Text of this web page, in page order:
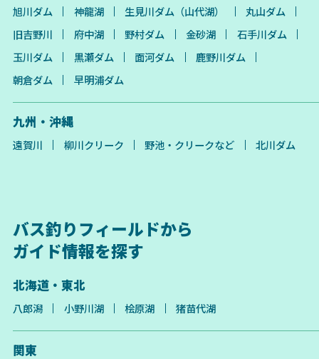
旭川ダム 神龍湖 生見川ダム（山代湖）
丸山ダム
旧吉野川
府中湖 野村ダム 金砂湖
石手川ダム
玉川ダム
黒瀬ダム 面河ダム
鹿野川ダム
朝倉ダム
早明浦ダム
九州・沖縄
遠賀川 柳川クリーク 野池・クリークなど 北川ダム
バス釣りフィールドから
ガイド情報を探す
北海道・東北
八郎潟 小野川湖 桧原湖 猪苗代湖
関東